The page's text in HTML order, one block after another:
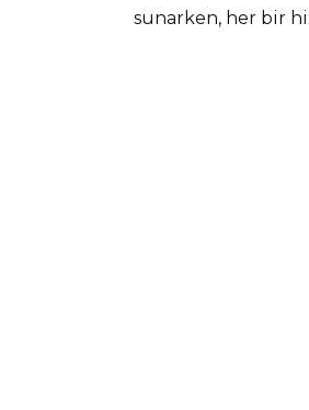
sunarken, her bir